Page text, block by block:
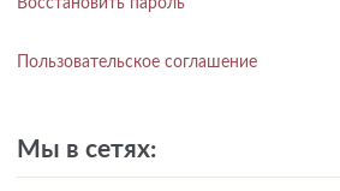
Пользовательское соглашение
Мы в сетях: